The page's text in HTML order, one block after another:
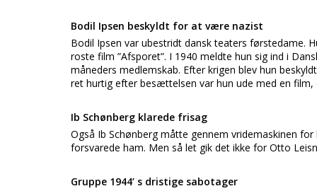
Bodil Ipsen beskyldt for at være nazist
Bodil Ipsen var ubestridt dansk teaters førstedame.
roste film ”Afsporet”. I 1940 meldte hun sig ind i
måneders medlemskab. Efter krigen blev hun
ret hurtig efter besættelsen var hun ude med en
Ib Schønberg klarede frisag
Også Ib Schønberg måtte gennem vridemaskinen
forsvarede ham. Men så let gik det ikke for Otto
Gruppe 1944’ s dristige sabotager